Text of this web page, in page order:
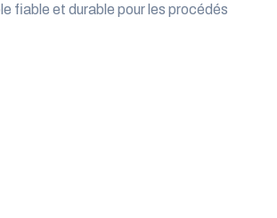
fiable et durable pour les procédés